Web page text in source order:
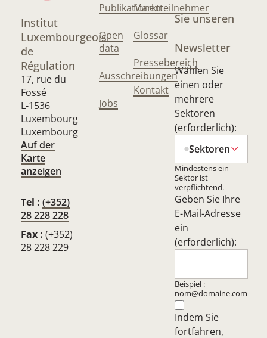
Institut
Luxembourgeois
de
Régulation
17, rue du
Fossé
L-1536
Luxembourg
Luxembourg
Auf der
Karte
anzeigen
Tel : (+352)
28 228 228
Fax : (+352)
28 228 229
Publikationen
Open
data
Ausschreibungen
Jobs
Marktteilnehmer
Glossar
Pressebereich
Kontakt
Sie unseren
Newsletter
Wählen Sie
einen oder
mehrere
Sektoren
(erforderlich):
Sektoren
Mindestens ein
Sektor ist
verpflichtend.
Geben Sie Ihre
E-Mail-Adresse
ein
(erforderlich):
Beispiel :
nom@domaine.com
Indem Sie
fortfahren,